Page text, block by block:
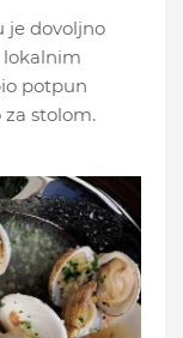
je dovoljno
lokalnim
potpun
stolom.